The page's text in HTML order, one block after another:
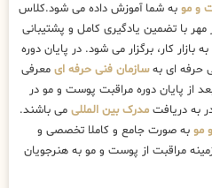
و مو به شما آموزش داده می شود.کلاس
با تضمین یادگیری کامل و پشتیبانی
بازار کار، برگزار می شود. در پایان دوره
حرفه ای بهسازمان فنی حرفه ای معرفی
از پایان دوره مراقبت پوست و مو در
به دریافت مدرک بین المللی می باشند.
مو به صورت جامع و کاملا تخصصی و
زمینه مراقبت از پوست و مو به هنرجویان